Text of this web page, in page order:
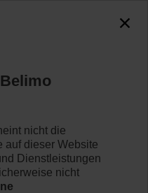
Belimo eignen sich
und
und Schnee,
geschützt.
nicht die
auf dieser Website
Dienstleistungen
nicht